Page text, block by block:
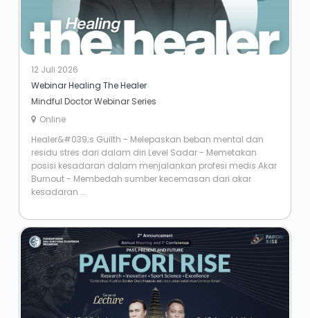
12 Juli 2026
Webinar Healing The Healer
Mindful Doctor Webinar Series
Online
Healer&#039;s Guilth - Melepaskan beban mental dan
residu stres dari dalam diri Level Sadar - Memetakan
posisi kesadaran dalam menjalankan profesi medis Akar
Burnout - Membedah sumber kecemasan dari akar
kesadaran ...